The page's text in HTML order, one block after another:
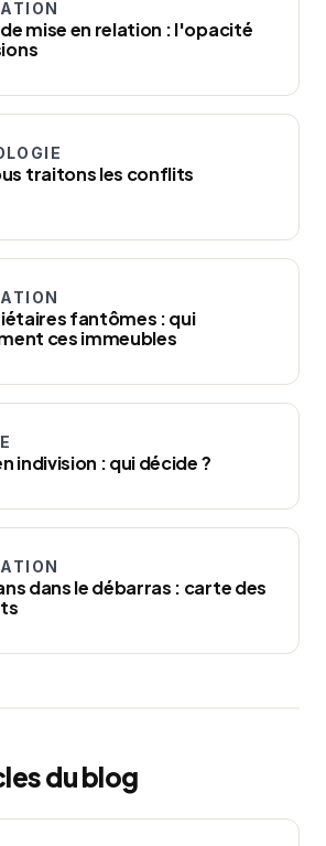
mise en relation : l'opacité
traitons les conflits
fantômes : qui
ces immeubles
indivision : qui décide ?
dans le débarras : carte des
du blog